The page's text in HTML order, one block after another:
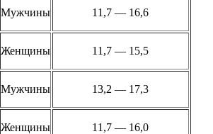
Мужчины 11,7 — 16,6
Женщины 11,7 — 15,5
Мужчины 13,2 — 17,3
Женщины 11,7 — 16,0